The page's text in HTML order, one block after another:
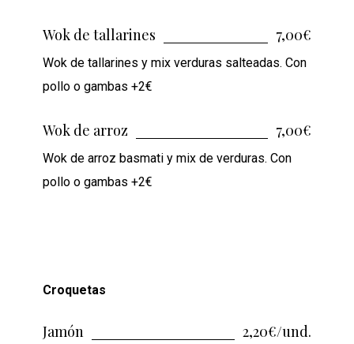
Wok de tallarines 7,00€
Wok de tallarines y mix verduras salteadas. Con
pollo o gambas +2€
Wok de arroz 7,00€
Wok de arroz basmati y mix de verduras. Con
pollo o gambas +2€
Croquetas
Jamón 2,20€/und.